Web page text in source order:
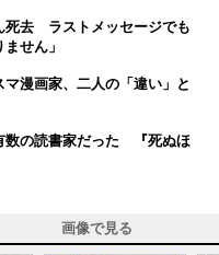
死去 ラストメッセージでも
せん」
漫画家、二人の「違い」と
数の読書家だった 『死ぬほ
画像で見る